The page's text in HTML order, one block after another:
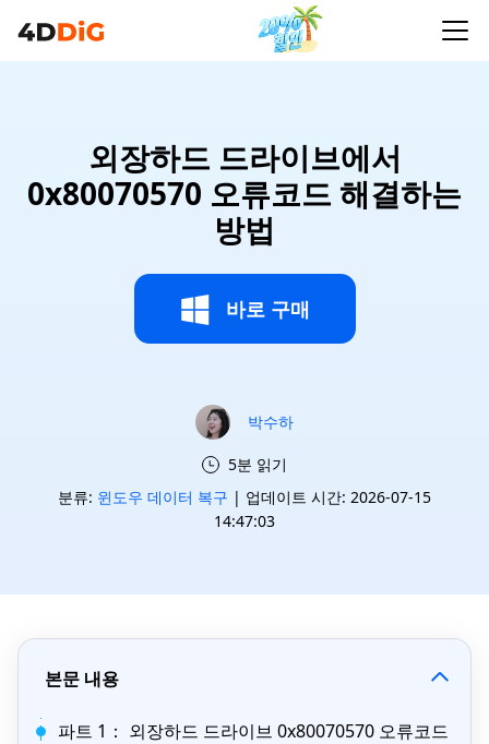
외장하드 드라이브에서
0x80070570 오류코드 해결하는
방법
바로 구매
박수하
5분 읽기
분류: 윈도우 데이터 복구 | 업데이트 시간: 2026-07-15
14:47:03
본문 내용
파트 1： 외장하드 드라이브 0x80070570 오류코드